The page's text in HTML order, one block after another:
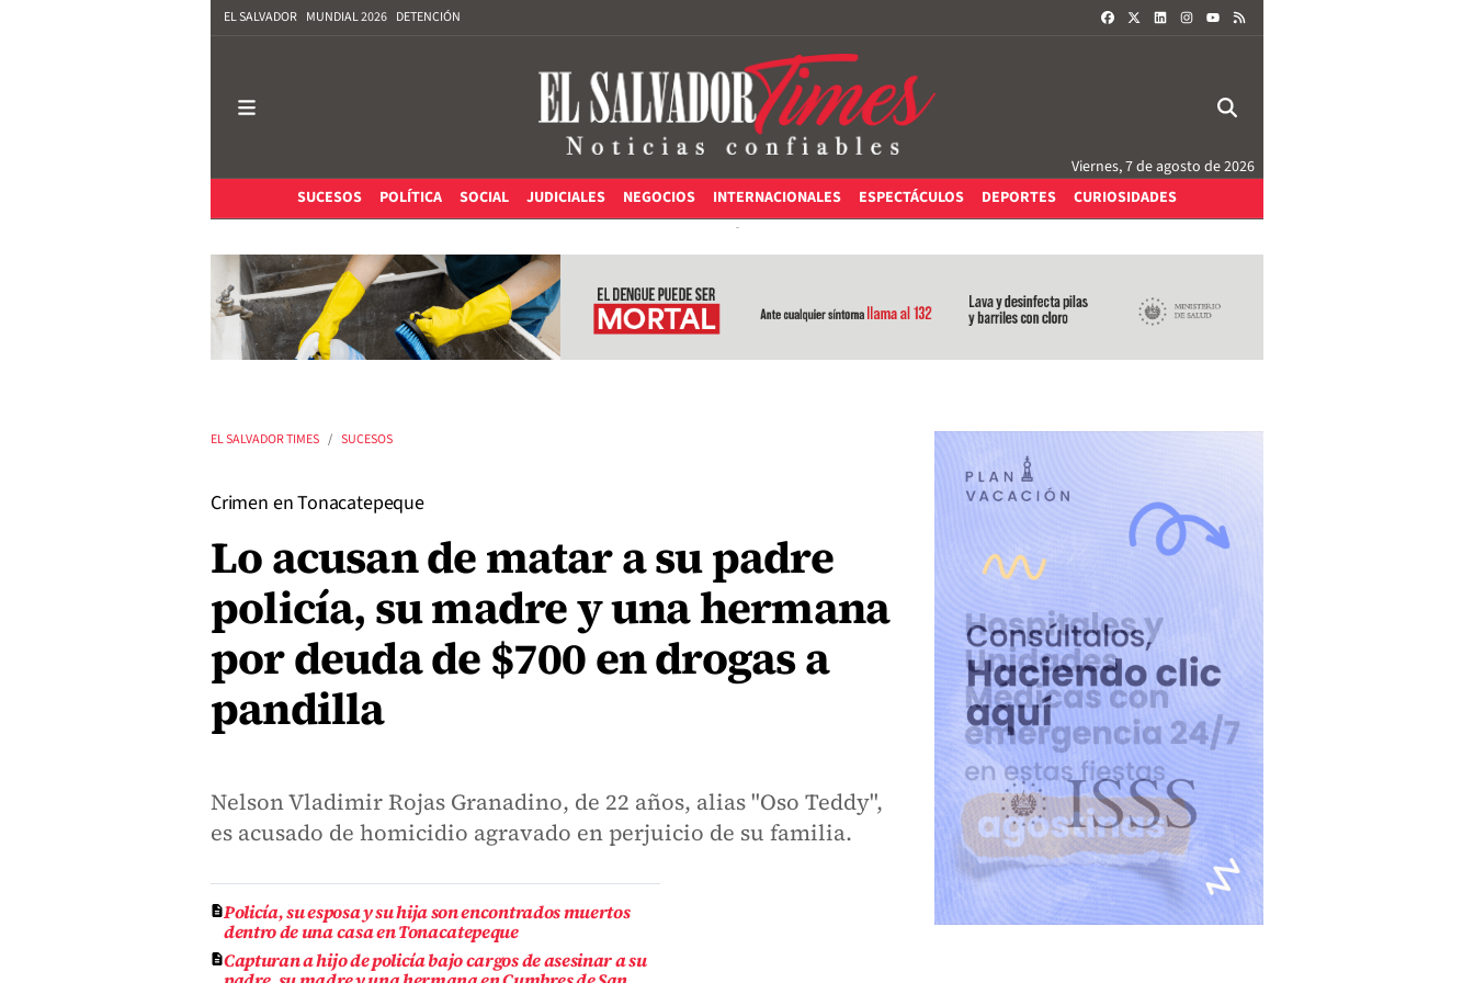
EL SALVADOR MUNDIAL 2026 DETENCIÓN FACEBOOKLINKEDININSTAGRAM
Viernes, 7 de agosto de 2026
SUCESOS
POLÍTICA SOCIAL JUDICIALES NEGOCIOS INTERNACIONALES ESPECTÁCULOS DEPORTES CURIOSIDADES
EL SALVADOR TIMES SUCESOS
Crimen en Tonacatepeque
Lo acusan de matar a su padre
policía, su madre y una hermana
por deuda de $700 en drogas a
pandilla
Nelson Vladimir Rojas Granadino, de 22 años, alias "Oso Teddy",
es acusado de homicidio agravado en perjuicio de su familia.
Policía, su esposa y su hija son encontrados muertos
dentro de una casa en Tonacatepeque
Capturan a hijo de policía bajo cargos de asesinar a su